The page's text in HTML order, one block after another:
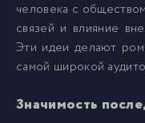
22 Golovnin_022
Golovnin_023
человека с
связей и влияние
Эти идеи делают
самой широкой
Значимость